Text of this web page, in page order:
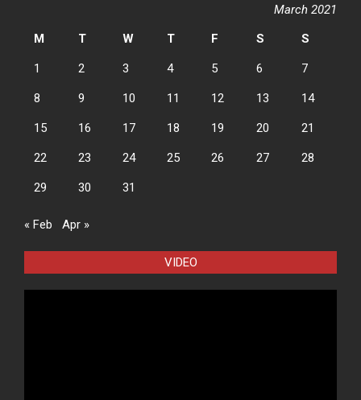
March 2021
M
T W T F S S
1 2 3 4 5 6 7
8 9 10 11 12 13 14
15 16 17 18 19 20 21
22 23 24 25 26 27 28
29 30 31
« Feb Apr »
VIDEO